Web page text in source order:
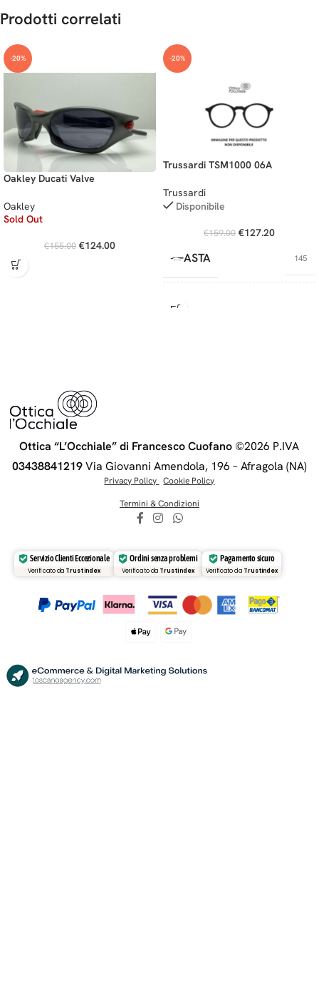
Prodotti correlati
-20%
Oakley Ducati Valve
Oakley
Sold Out
€155.00 €124.00
-20%
Trussardi TSM1000 06A
Trussardi
Disponibile
€159.00 €127.20
ASTA 145
Ottica “L’Occhiale” di Francesco Cuofano ©2026 P.IVA
03438841219Via Giovanni Amendola, 196 – Afragola (NA)
Privacy Policy Cookie Policy
Termini & Condizioni
Servizio Clienti Eccezionale
Verificato da Trustindex
Ordini senza problemi
Verificato da Trustindex
Pagamento sicuro
Verificato da Trustindex